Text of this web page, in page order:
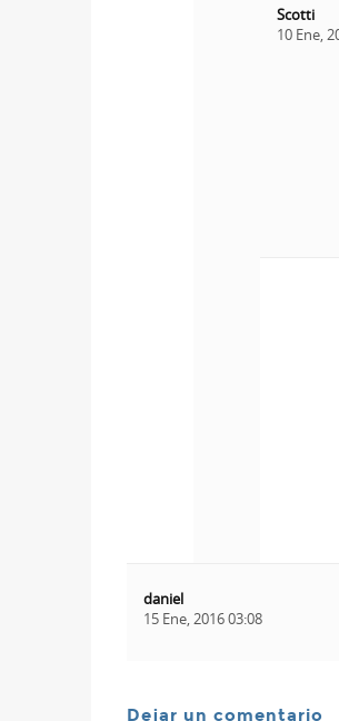
Scotti
10 Ene,
daniel
15 Ene, 2016 03:08
Dejar un comentario